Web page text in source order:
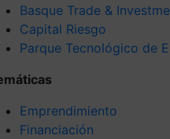
Basque Trade &
Capital Riesgo
Parque Tecnológico de
Emprendimiento
Financiación